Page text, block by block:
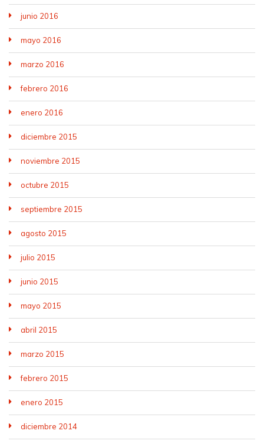
junio 2016
mayo 2016
marzo 2016
febrero 2016
enero 2016
diciembre 2015
noviembre 2015
octubre 2015
septiembre 2015
agosto 2015
julio 2015
junio 2015
mayo 2015
abril 2015
marzo 2015
febrero 2015
enero 2015
diciembre 2014